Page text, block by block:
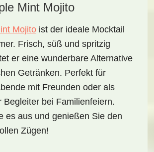
Mint Mojito
Mojitoist der ideale Mocktail
Frisch, süß und spritzig
er eine wunderbare Alternative
Getränken. Perfekt für
mit Freunden oder als
Begleiter bei Familienfeiern.
es aus und genießen Sie den
Zügen!